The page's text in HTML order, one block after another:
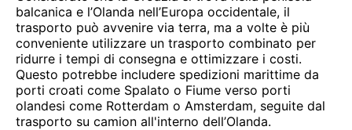
balcanica e l’Olanda nell’Europa occidentale, il
trasporto può avvenire via terra, ma a volte è più
conveniente utilizzare un trasporto combinato per
ridurre i tempi di consegna e ottimizzare i costi.
Questo potrebbe includere spedizioni marittime da
porti croati come Spalato o Fiume verso porti
olandesi come Rotterdam o Amsterdam, seguite dal
trasporto su camion all'interno dell’Olanda.